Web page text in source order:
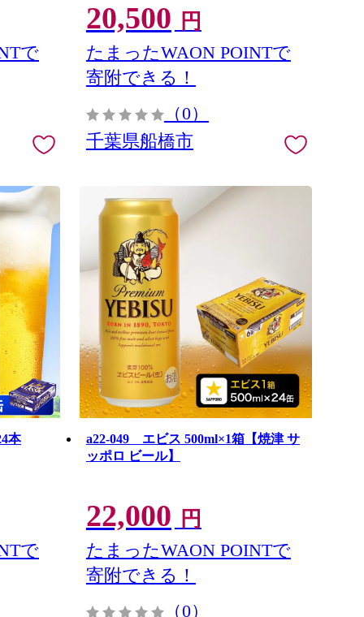
で
20,500 円
たまったWAON POINTで
寄附できる！
（0）
千葉県船橋市
本
で
a22-049 エビス 500ml×1箱【焼津 サ
ッポロ ビール】
22,000 円
たまったWAON POINTで
寄附できる！
（0）